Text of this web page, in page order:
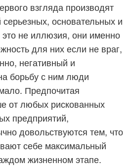
взгляда производят
основательных и
это не иллюзия, они именно
для них если не враг,
негативный и
борьбу с ним люди
Предпочитая
от любых рискованных
предприятий,
довольствуются тем, что
себе максимальный
жизненном этапе.